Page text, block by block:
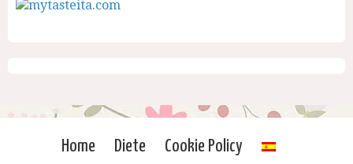
Home Diete Cookie Policy